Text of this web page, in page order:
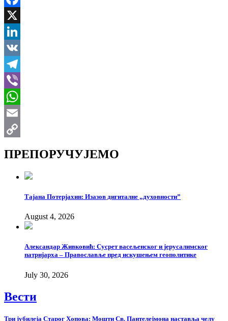
Facebook
X
LinkedIn
VK
Telegram
Viber
WhatsApp
Email
ПРЕПОРУЧУЈЕМО
Тајана Потерјахин: Изазов дигиталне „духовности”
August 4, 2026
Александар Живковић: Сусрет васељенског и јерусалимског
патријарха – Православље пред искушењем геополитике
July 30, 2026
Вести
Три јубилеја Старог Хопова: Мошти Св. Пантелејмона наставља челу